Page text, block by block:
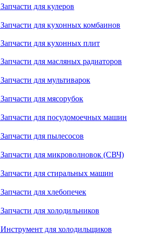
Запчасти для кулеров
Запчасти для кухонных комбаинов
Запчасти для кухонных плит
Запчасти для масляных радиаторов
Запчасти для мультиварок
Запчасти для мясорубок
Запчасти для посудомоечных машин
Запчасти для пылесосов
Запчасти для микроволновок (СВЧ)
Запчасти для стиральных машин
Запчасти для хлебопечек
Запчасти для холодильников
Инструмент для холодильщиков